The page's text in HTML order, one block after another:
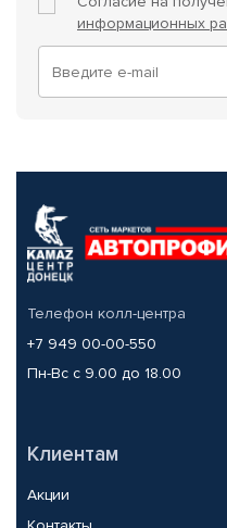
информационных
Телефон колл-центра
+7 949 00-00-550
Пн-Вс с 9.00 до 18.00
Клиентам
Акции